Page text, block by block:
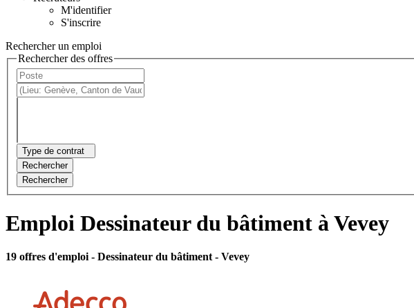
M'identifier
S'inscrire
Rechercher un emploi
Rechercher des offres
Type de contrat
Rechercher
Rechercher
Emploi Dessinateur du bâtiment à Vevey
19 offres d'emploi - Dessinateur du bâtiment - Vevey